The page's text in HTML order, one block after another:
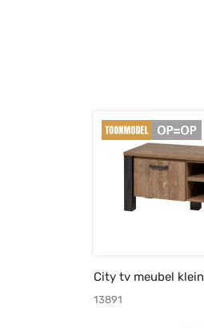
City tv meubel klein
13891